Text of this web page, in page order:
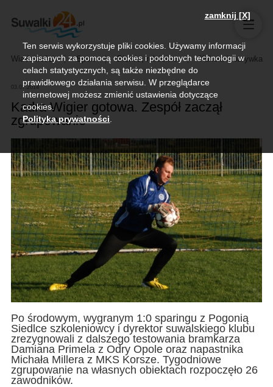
Wiadomości Sport Biznes, rolnictwo Kultura i rozrywka
03.07.2014
Kadra Wigier gotowa. Zespół zaczął
zgrupowanie
Po środowym, wygranym 1:0 sparingu z Pogonią
Siedlce szkoleniowcy i dyrektor suwalskiego klubu
zrezygnowali z dalszego testowania bramkarza
Damiana Primela z Odry Opole oraz napastnika
Michała Millera z MKS Korsze. Tygodniowe
zgrupowanie na własnych obiektach rozpoczęło 26
zawodników.
zamknij [X]
Ten serwis wykorzystuje pliki cookies. Używamy informacji
zapisanych za pomocą cookies i podobnych technologii w
celach statystycznych, są także niezbędne do
prawidłowego działania serwisu. W przeglądarce
internetowej możesz zmienić ustawienia dotyczące
cookies.
Polityka prywatności